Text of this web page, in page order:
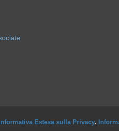
Informativa Estesa sulla Privacy.